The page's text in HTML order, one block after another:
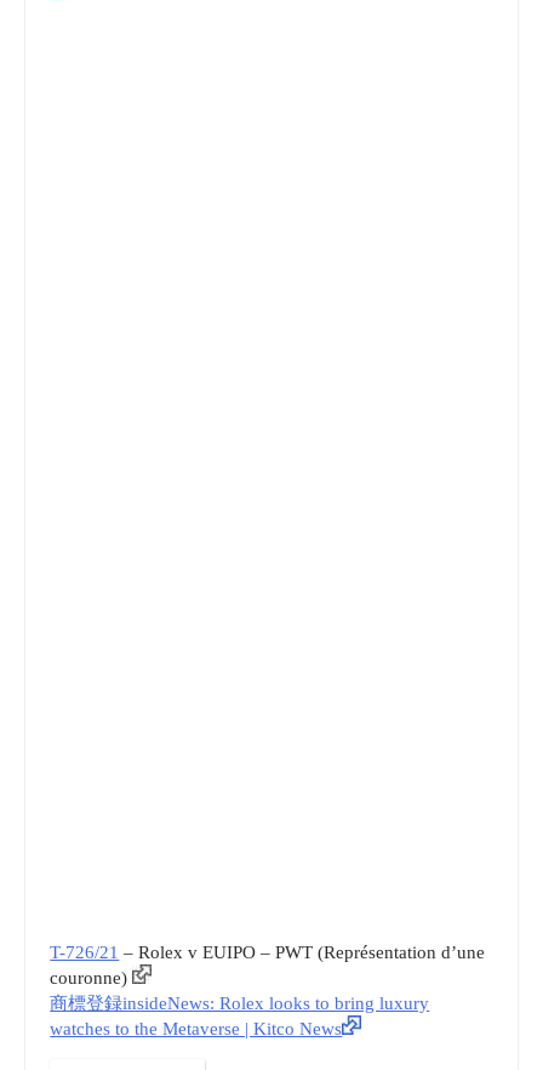
T-726/21 – Rolex v EUIPO – PWT (Représentation d’une
couronne)
商標登録insideNews: Rolex looks to bring luxury
watches to the Metaverse | Kitco News